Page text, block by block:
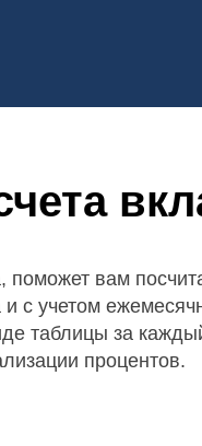
поможет вам
с учетом
таблицы за
процентов.